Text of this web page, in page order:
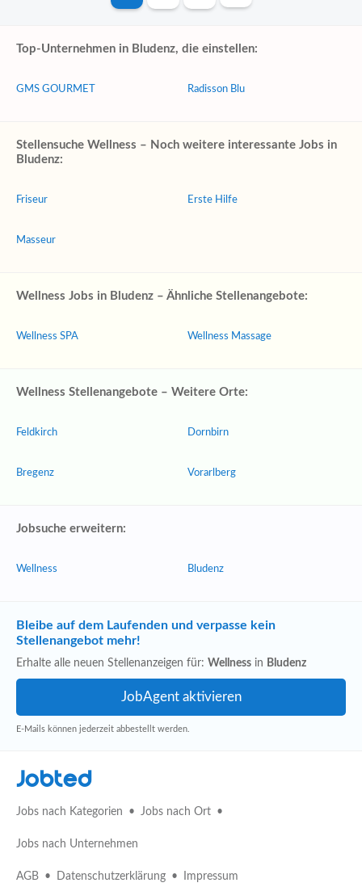
Top-Unternehmen in Bludenz, die einstellen:
GMS GOURMET Radisson Blu
Stellensuche Wellness – Noch weitere interessante Jobs in
Bludenz:
Friseur
Masseur
Erste Hilfe
Wellness Jobs in Bludenz – Ähnliche Stellenangebote:
Wellness SPA Wellness Massage
Wellness Stellenangebote – Weitere Orte:
Feldkirch
Bregenz
Dornbirn
Vorarlberg
Jobsuche erweitern:
Wellness Bludenz
Bleibe auf dem Laufenden und verpasse kein
Stellenangebot mehr!
Erhalte alle neuen Stellenanzeigen für: Wellness in Bludenz
E-Mails können jederzeit abbestellt werden.
Jobted
Jobs nach Kategorien Jobs nach Ort
Jobs nach Unternehmen
AGB Datenschutzerklärung Impressum